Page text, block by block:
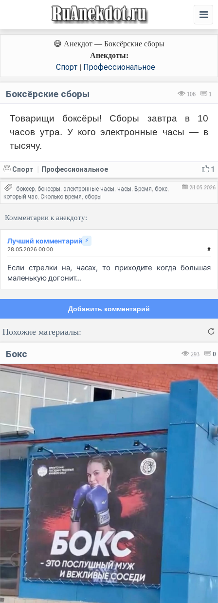
😄 Анекдот — Боксёрские сборы
Анекдоты:
Спорт | Профессиональное
106 1
Боксёрские сборы
Товарищи боксёры! Сборы завтра в 10
часов утра. У кого электронные часы — в
тысячу.
1
Спорт Профессиональное
28.05.2026
боксер, боксеры, электронные часы, часы, Время, бокс,
который час, Сколько время, сборы
Комментарии к анекдоту:
Лучший комментарий ⚡
28.05.2026 00:00 #
Если стрелки на, часах, то приходите когда большая
маленькую догонит...
Добавить комментарий
Похожие материалы:
293 0
Бокс